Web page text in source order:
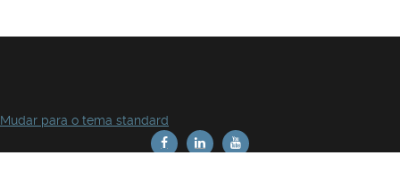
Mudar para o tema standard